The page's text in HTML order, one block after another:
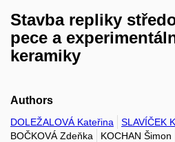
Stavba repliky
pece a
keramiky
Authors
DOLEŽALOVÁ Kateřina
SLAVÍČEK
BOČKOVÁ Zdeňka
KOCHAN Šimon